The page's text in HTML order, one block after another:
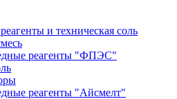
и техническая соль
реагенты "ФПЭС"
реагенты "Айсмелт"